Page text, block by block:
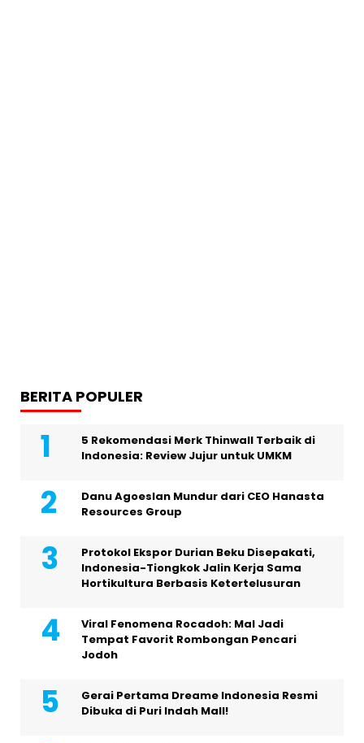
BERITA POPULER
5 Rekomendasi Merk Thinwall Terbaik di
Indonesia: Review Jujur untuk UMKM
Danu Agoeslan Mundur dari CEO Hanasta
Resources Group
Protokol Ekspor Durian Beku Disepakati,
Indonesia-Tiongkok Jalin Kerja Sama
Hortikultura Berbasis Ketertelusuran
Viral Fenomena Rocadoh: Mal Jadi
Tempat Favorit Rombongan Pencari
Jodoh
Gerai Pertama Dreame Indonesia Resmi
Dibuka di Puri Indah Mall!